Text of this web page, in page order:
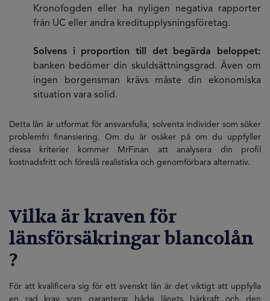
Kronofogden eller ha nyligen negativa rapporter
från UC eller andra kreditupplysningsföretag.
Solvens i proportion till det begärda beloppet:
banken bedömer din skuldsättningsgrad. Även om
ingen borgensman krävs måste din ekonomiska
situation vara solid.
Detta lån är utformat för ansvarsfulla, solventa individer som söker
problemfri finansiering. Om du är osäker på om du uppfyller
dessa kriterier kommer MrFinan att analysera din profil
kostnadsfritt och föreslå realistiska och genomförbara alternativ.
Vilka är kraven för
länsförsäkringar blancolån
?
För att kvalificera sig för ett svenskt lån är det viktigt att uppfylla
en rad krav som garanterar både lånets bärkraft och den